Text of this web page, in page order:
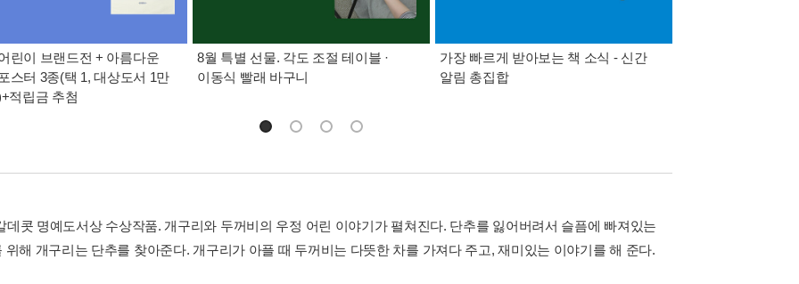
린이 브랜드전 + 아름다운
스터 3종(택 1, 대상도서 1만
적립금 추첨
8월 특별 선물. 각도 조절 테이블 ·
이동식 빨래 바구니
가장 빠르게 받아보는 책 소식 - 신간
알림 총집합
데콧 명예도서상 수상작품. 개구리와 두꺼비의 우정 어린 이야기가 펼쳐진다. 단추를 잃어버려서 슬픔에 빠져있는
위해 개구리는 단추를 찾아준다. 개구리가 아플 때 두꺼비는 다뜻한 차를 가져다 주고, 재미있는 이야기를 해 준다.